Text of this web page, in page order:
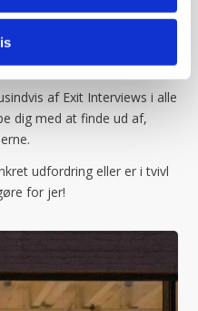
at vide,
om jer.
af Exit Interviews i alle
dig med at finde ud af,
udfordring eller er i tvivl
for jer!